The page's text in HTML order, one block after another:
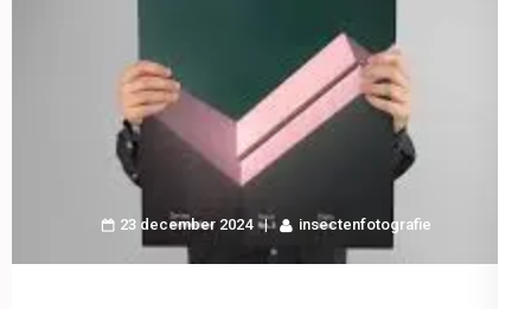
23 december 2024 insectenfotografie